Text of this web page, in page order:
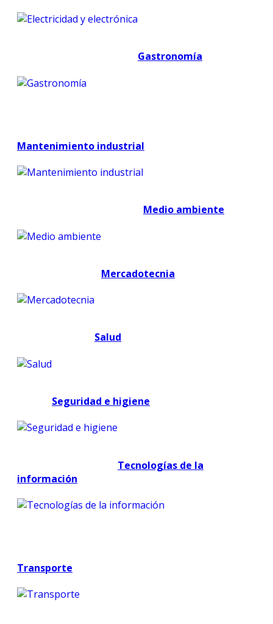
Gastronomía
Mantenimiento industrial
Medio ambiente
Mercadotecnia
Salud
Seguridad e higiene
Tecnologías de la
información
Transporte